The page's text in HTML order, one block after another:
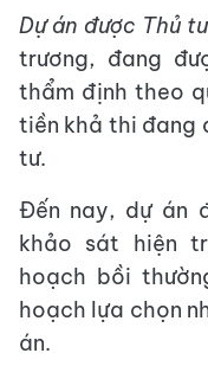
Dự án được Thủ
trương, đang
thẩm định theo
tiền khả thi đang
tư.
Đến nay, dự án
khảo sát hiện
hoạch bồi
hoạch lựa chọn
án.